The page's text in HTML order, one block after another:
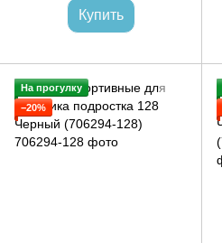
Купить
На прогулку
−20%